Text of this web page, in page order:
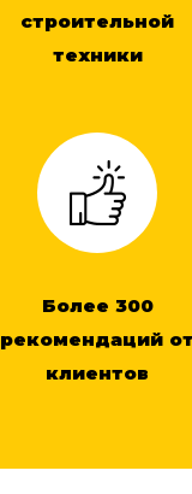
строительной
техники
Более 300
рекомендаций от
клиентов